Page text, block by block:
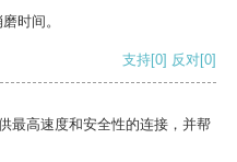
时间。
支持[0] 反对[0]
最高速度和安全性的连接，并帮